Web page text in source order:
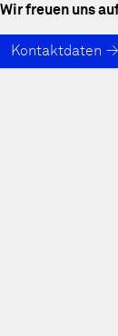
Wir freuen uns
Kontaktdaten